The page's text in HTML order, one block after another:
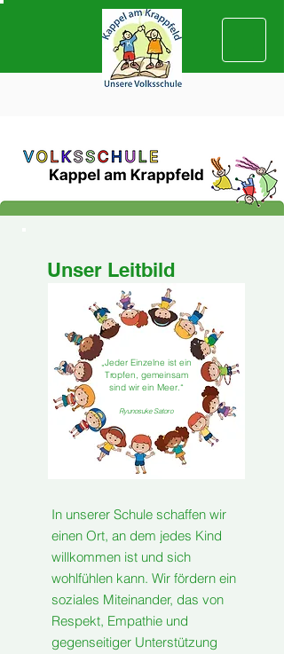
Unser Leitbild
„Jeder Einzelne ist ein
Tropfen, gemeinsam
sind wir ein Meer.“
Ryunosuke Satoro
In unserer Schule schaffen wir
einen Ort, an dem jedes Kind
willkommen ist und sich
wohlfühlen kann. Wir fördern ein
soziales Miteinander, das von
Respekt, Empathie und
gegenseitiger Unterstützung